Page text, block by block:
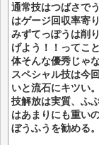
通常技はつばさで
はゲージ回収率寄り
みずてっぽうは削
げよう！！ってこ
体そんな優秀じゃ
スペシャル技は今
いと流石にキツい。
技解放は実質、ふ
はあまりにも重いの
ぼうふうを勧める。